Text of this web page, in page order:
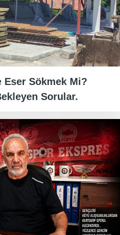
Eser Sökmek Mi?
Sorular.